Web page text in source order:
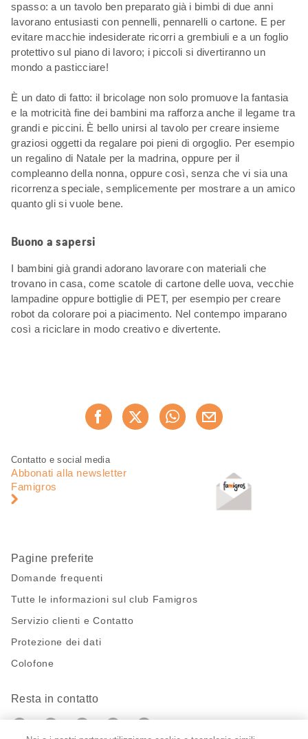
spasso: a un tavolo ben preparato già i bimbi di due anni
lavorano entusiasti con pennelli, pennarelli o cartone. E per
evitare macchie indesiderate ricorri a grembiuli e a un foglio
protettivo sul piano di lavoro; i piccoli si divertiranno un
mondo a pasticciare!
È un dato di fatto: il bricolage non solo promuove la fantasia
e la motricità fine dei bambini ma rafforza anche il legame tra
grandi e piccini. È bello unirsi al tavolo per creare insieme
graziosi oggetti da regalare poi pieni di orgoglio. Per esempio
un regalino di Natale per la madrina, oppure per il
compleanno della nonna, oppure così, senza che vi sia una
ricorrenza speciale, semplicemente per mostrare a un amico
quanto gli si vuole bene.
Buono a sapersi
I bambini già grandi adorano lavorare con materiali che
trovano in casa, come scatole di cartone delle uova, vecchie
lampadine oppure bottiglie di PET, per esempio per creare
robot da colorare poi a piacimento. Nel contempo imparano
così a riciclare in modo creativo e divertente.
Consiglia ora
Piè
pagina
Navigazione
pagina
Contatto e social media
Abbonati alla newsletter
Famigros
Pagine preferite
Domande frequenti
Tutte le informazioni sul club Famigros
Servizio clienti e Contatto
Protezione dei dati
Colofone
Resta in contatto
https://twitter.com/migros?
https://www.youtube.com/user/
PinterestInstagram